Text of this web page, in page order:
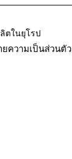
ตในยุโรป
ความเป็นส่วนตัว